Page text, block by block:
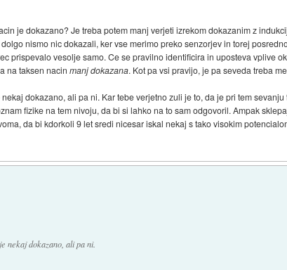
je dokazano? Je treba potem manj verjeti izrekom dokazanim z
nismo nic dokazali, ker vse merimo preko senzorjev in torej
prispevalo vesolje samo. Ce se pravilno identificira in uposteva vplive
na taksen nacinmanj dokazana. Kot pa vsi pravijo, je pa seveda treba
dokazano, ali pa ni. Kar tebe verjetno zuli je to, da je pri tem
fizike na tem nivoju, da bi si lahko na to sam odgovoril. Ampak
da bi kdorkoli 9 let sredi nicesar iskal nekaj s tako visokim
nekaj dokazano, ali pa ni.